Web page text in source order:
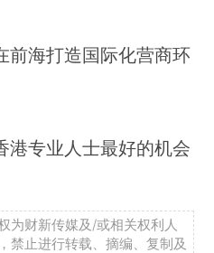
前海打造国际化营商环
港专业人士最好的机会
为财新传媒及/或相关权利人
禁止进行转载、摘编、复制及